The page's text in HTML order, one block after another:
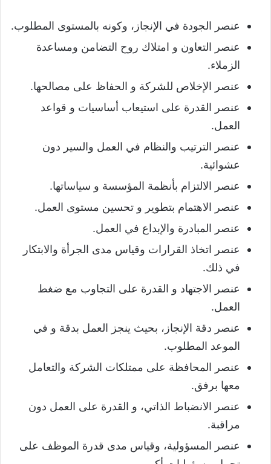
عنصر الجودة في الإنجاز، وكونه بالمستوى المطلوب.
عنصر التعاون و امتلاك روح التضامن ومساعدة
الزملاء.
عنصر الإخلاص للشركة و الحفاظ على مصالحها.
عنصر القدرة على استيعاب أساسيات و قواعد
العمل.
عنصر الترتيب والنظام في العمل والسير دون
عشوائية.
عنصر الالتزام بأنظمة المؤسسة و سياساتها.
عنصر الاهتمام بتطوير و تحسين مستوى العمل.
عنصر المبادرة والإبداع في العمل.
عنصر اتخاذ القرارات وقياس مدى الجرأة والابتكار
في ذلك.
عنصر الاجتهاد و القدرة على التجاوب مع ضغط
العمل.
عنصر دقة الإنجاز، بحيث ينجز العمل بدقة و في
الموعد المطلوب.
عنصر المحافظة على ممتلكات الشركة والتعامل
معها برفق.
عنصر الانضباط الذاتي، و القدرة على العمل دون
مراقبة.
عنصر المسؤولية، وقياس مدى قدرة الموظف على